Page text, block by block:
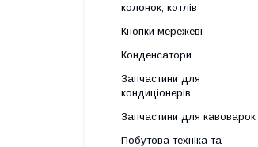
колонок, котлів
Кнопки мережеві
Конденсатори
Запчастини для
кондиціонерів
Запчастини для кавоварок
Побутова техніка та